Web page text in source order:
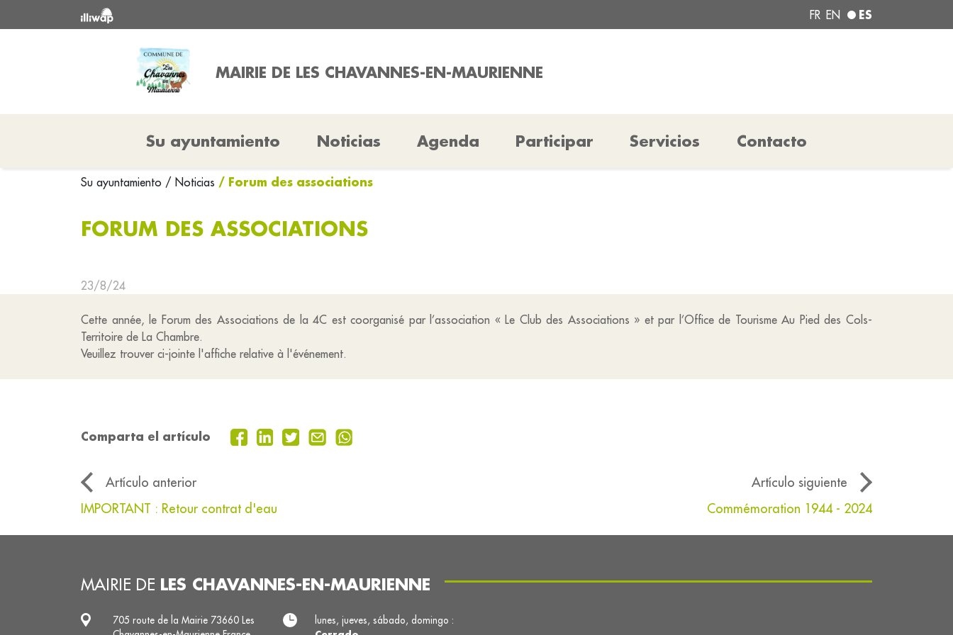
FR EN ES
MAIRIE DE LES CHAVANNES-EN-MAURIENNE
Su ayuntamiento Noticias Agenda Participar Servicios Contacto
Su ayuntamiento / Noticias / Forum des associations
FORUM DES ASSOCIATIONS
23/8/24
Cette année, le Forum des Associations de la 4C est coorganisé par l’association « Le Club des Associations » et par l’Office de Tourisme Au Pied des Cols-
Territoire de La Chambre.
Veuillez trouver ci-jointe l'affiche relative à l'événement.
Comparta el artículo
Artículo anterior
Artículo siguiente
IMPORTANT : Retour contrat d'eau
Commémoration 1944 - 2024
MAIRIE DE LES CHAVANNES-EN-MAURIENNE
705 route de la Mairie 73660 Les
lunes, jueves, sábado, domingo :